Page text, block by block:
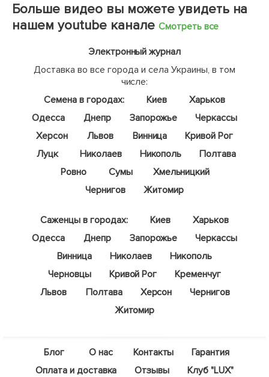
Больше видео вы можете увидеть на
нашем youtube канале Смотреть все
Электронный журнал
Доставка во все города и села Украины, в том
числе:
Семена в городах:
Киев
Харьков
Одесса
Днепр Запорожье
Черкассы
Херсон
Львов Винница
Кривой Рог
Луцк
Николаев Никополь
Полтава
Ровно
Сумы
Хмельницкий
Чернигов
Житомир
Саженцы в городах: Киев
Харьков
Одесса
Днепр Запорожье
Черкассы
Винница
Николаев
Никополь
Черновцы
Кривой Рог
Кременчуг
Львов
Полтава Херсон
Чернигов
Житомир
Блог О нас Контакты
Гарантия
Оплата и доставка
Отзывы
Клуб "LUX"